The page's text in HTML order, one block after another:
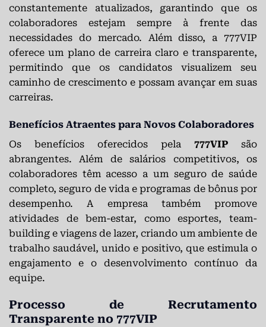
constantemente atualizados, garantindo que os
colaboradores estejam sempre à frente das
necessidades do mercado. Além disso, a 777VIP
oferece um plano de carreira claro e transparente,
permitindo que os candidatos visualizem seu
caminho de crescimento e possam avançar em suas
carreiras.
Benefícios Atraentes para Novos Colaboradores
Os benefícios oferecidos pela 777VIP são
abrangentes. Além de salários competitivos, os
colaboradores têm acesso a um seguro de saúde
completo, seguro de vida e programas de bônus por
desempenho. A empresa também promove
atividades de bem-estar, como esportes, team-
building e viagens de lazer, criando um ambiente de
trabalho saudável, unido e positivo, que estimula o
engajamento e o desenvolvimento contínuo da
equipe.
Processo de Recrutamento
Transparente no 777VIP